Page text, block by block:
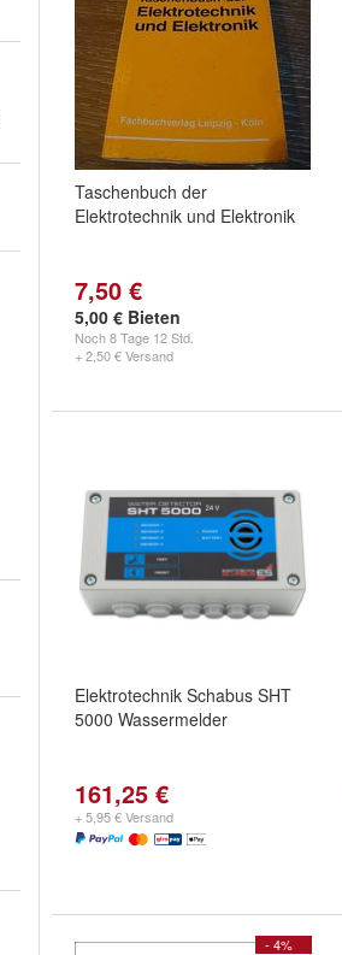
Taschenbuch der
Elektrotechnik und Elektronik
7,50 €
5,00 € Bieten
Noch8 Tage 12 Std.
+ 2,50 € Versand
Elektrotechnik Schabus SHT
5000 Wassermelder
161,25 €
+ 5,95 € Versand
- 4%